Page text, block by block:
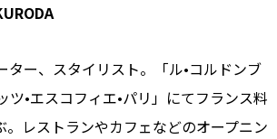
ター、スタイリスト。「ル•コルドンブ
ツ•エスコフィエ•パリ」にてフランス料
。レストランやカフェなどのオープニン